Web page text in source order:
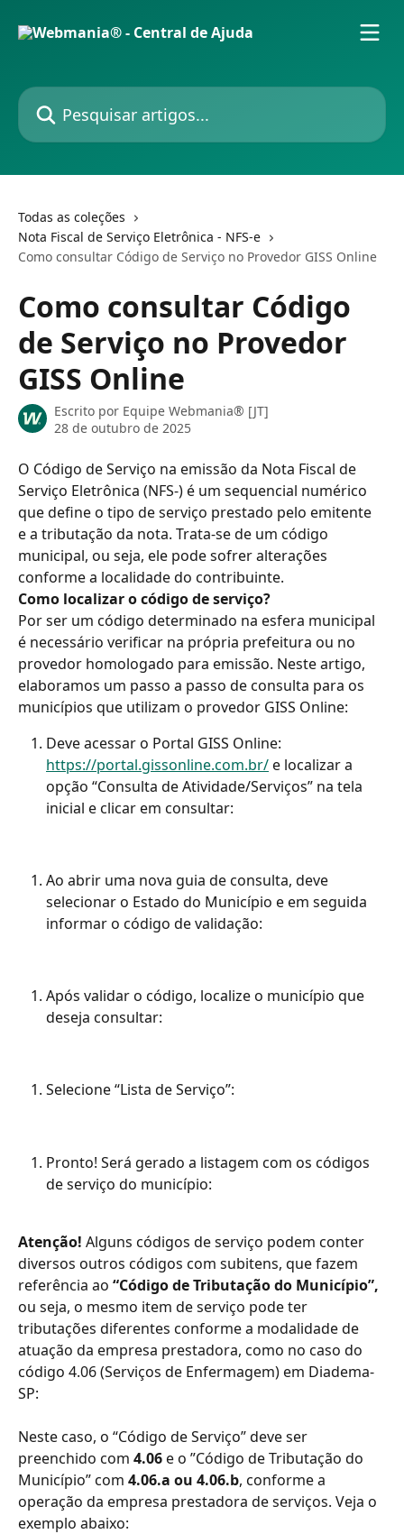
Pesquisar artigos...
Todas as coleções
Nota Fiscal de Serviço Eletrônica - NFS-e
Como consultar Código de Serviço no Provedor GISS Online
Como consultar Código
de Serviço no Provedor
GISS Online
Escrito por Equipe Webmania® [JT]
28 de outubro de 2025
O Código de Serviço na emissão da Nota Fiscal de
Serviço Eletrônica (NFS-) é um sequencial numérico
que define o tipo de serviço prestado pelo emitente
e a tributação da nota. Trata-se de um código
municipal, ou seja, ele pode sofrer alterações
conforme a localidade do contribuinte.
Como localizar o código de serviço?
Por ser um código determinado na esfera municipal
é necessário verificar na própria prefeitura ou no
provedor homologado para emissão. Neste artigo,
elaboramos um passo a passo de consulta para os
municípios que utilizam o provedor GISS Online:
Deve acessar o Portal GISS Online:
https://portal.gissonline.com.br/ e localizar a
opção “Consulta de Atividade/Serviços” na tela
inicial e clicar em consultar:
Ao abrir uma nova guia de consulta, deve
selecionar o Estado do Município e em seguida
informar o código de validação:
Após validar o código, localize o município que
deseja consultar:
Selecione “Lista de Serviço”:
Pronto! Será gerado a listagem com os códigos
de serviço do município:
Atenção! Alguns códigos de serviço podem conter
diversos outros códigos com subitens, que fazem
referência ao “Código de Tributação do Município”,
ou seja, o mesmo item de serviço pode ter
tributações diferentes conforme a modalidade de
atuação da empresa prestadora, como no caso do
código 4.06 (Serviços de Enfermagem) em Diadema-
SP:
Neste caso, o “Código de Serviço” deve ser
preenchido com 4.06 e o ”Código de Tributação do
Município” com 4.06.a ou 4.06.b, conforme a
operação da empresa prestadora de serviços. Veja o
exemplo abaixo: